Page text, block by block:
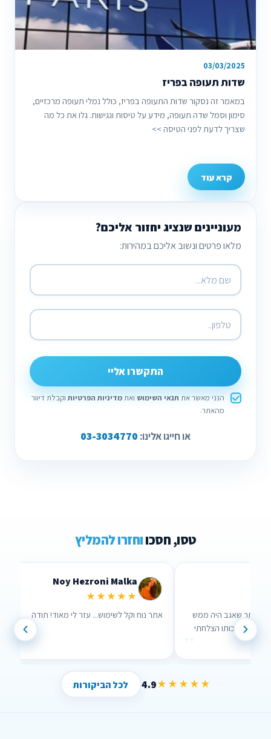
03/03/2025
שדות תעופה בפריז
במאמר זה נסקור שדות התעופה בפריז, כולל נמלי תעופה מרכזיים,
סימון וסמל שדה תעופה, מידע על טיסות ונגישות. גלו את כל מה
שצריך לדעת לפני הטיסה >>
קרא עוד
מעוניינים שנציג יחזור אליכם?
מלאו פרטים ונשוב אליכם במהירות:
התקשרו אליי
הנני מאשר את תנאי השימוש ואתמדיניות הפרטיות וקבלת דיוור
מהאתר.
או חייגו אלינו: 03-3034770
טסו, חסכווחזרו להמליץ
Lidor Levi
★★★★★
ערכתי השוואה דרך האתר שאגב היה ממש
נוח לשימוש וממש עזר לי , בזכותו הצלחתי
”
שבאמת אכפת להם!
★★★★★
4.9 לכל הביקורות